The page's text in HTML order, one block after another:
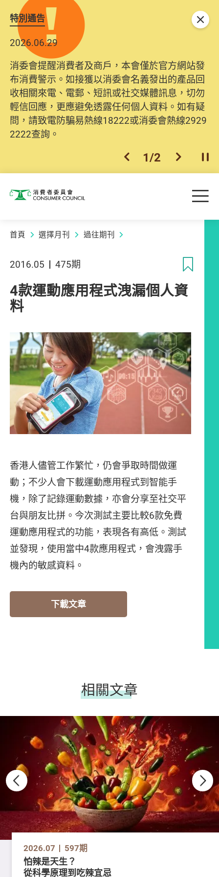
特別通告
2026.06.29
消委會提醒消費者及商戶，本會僅於官方網站發
布消費警示。如接獲以消委會名義發出的產品回
收相關來電、電郵、短訊或社交媒體訊息，切勿
輕信回應，更應避免透露任何個人資料。如有疑
問，請致電防騙易熱線18222或消委會熱線2929
2222查詢。
上一個
1/2 下一個開
關閉
消費者委員會 目
首頁 選擇月刊 過往期刊
2016.05 475期
4款運動應用程式洩漏個人資
料
香港人儘管工作繁忙，仍會爭取時間做運
動；不少人會下載運動應用程式到智能手
機，除了記錄運動數據，亦會分享至社交平
台與朋友比拼。今次測試主要比較6款免費
運動應用程式的功能，表現各有高低。測試
並發現，使用當中4款應用程式，會洩露手
機內的敏感資料。
下載文章
相關文章
2026.07 597期
怕辣是天生？
從科學原理到吃辣宜忌